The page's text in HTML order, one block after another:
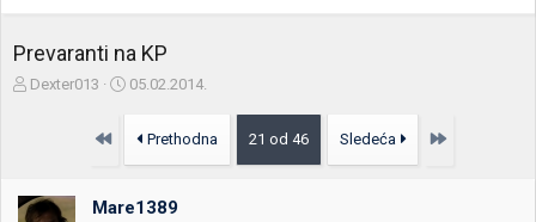
Prevaranti na KP
Z
i
Dexter013
D
m
o
05.02.2014.
Prvo Prethodna 21 od 46 Sledeća Poslednja
Mare1389